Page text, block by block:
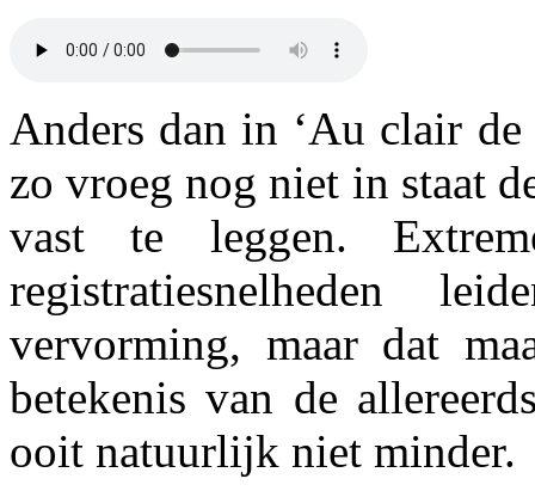
Anders dan in ‘Au clair de
zo vroeg nog niet in staat
vast te leggen.
registratiesnelheden
vervorming, maar dat
betekenis van de
ooit natuurlijk niet minder.